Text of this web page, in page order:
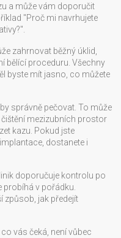
a může vám doporučit
"Proč mi navrhujete
zahrnovat běžný úklid,
bělící proceduru. Všechny
byste mít jasno, co můžete
správně pečovat. To může
mezizubních prostor
kazu. Pokud jste
dostanete i
doporučuje kontrolu po
probíhá v pořádku.
způsob, jak předejít
vás čeká, není vůbec